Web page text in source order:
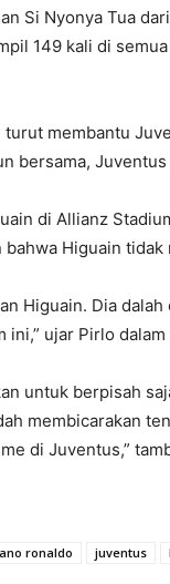
Si Nyonya Tua
149 kali di
membantu
bersama,
di Allianz
Higuain tidak
Higuain. Dia
ini,” ujar Pirlo
untuk berpisah
membicarakan
di Juventus,”
ronaldo juventus